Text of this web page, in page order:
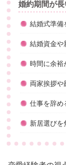
婚約期間が
結婚式準備
結婚資金や
時間に余裕
両家挨拶や
仕事を辞め
新居選びを